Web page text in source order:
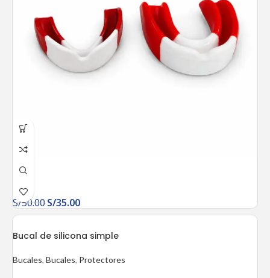
S/50.00S/35.00
Bucal de silicona simple
Bucales, Bucales, Protectores